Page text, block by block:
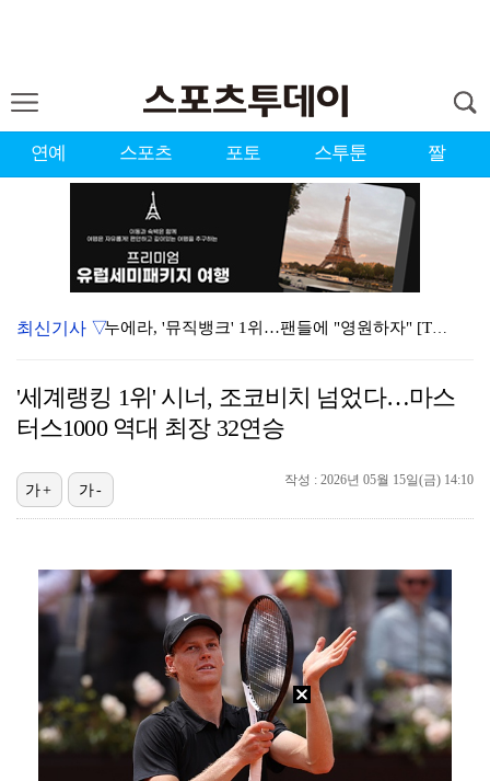
연예 스포츠 포토 스투툰 짤
누에라, '뮤직뱅크' 1위…팬들에 "영원하자" [TV캡…
대한축구협회의 '심판 성접대'…최악의 경우 런던 올림픽…
진세연, 전속계약 종료…FA 시장 나왔다 [공식]
대놓고 '심판 마사지'로 결재 받기도…최종 결재권자는 …
외신까지 퍼지고 있는 축구협회 성접대 논란…2002 한…
'오징어 게임' 미국판 스핀오프, 제작 무산설 "넷플릭…
폭발물 지킨 안보현, '악마 교관' 정은채와 재회(재벌…
최신기사 ▽
'세계랭킹 1위' 시너, 조코비치 넘었다…마스
터스1000 역대 최장 32연승
작성 : 2026년 05월 15일(금) 14:10
가+ 가-